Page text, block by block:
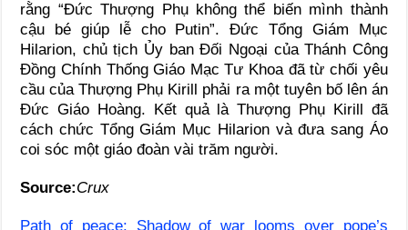
rằng “Đức Thượng Phụ không thể biến mình thành
cậu bé giúp lễ cho Putin”. Đức Tổng Giám Mục
Hilarion, chủ tịch Ủy ban Đối Ngoại của Thánh Công
Đồng Chính Thống Giáo Mạc Tư Khoa đã từ chối yêu
cầu của Thượng Phụ Kirill phải ra một tuyên bố lên án
Đức Giáo Hoàng. Kết quả là Thượng Phụ Kirill đã
cách chức Tổng Giám Mục Hilarion và đưa sang Áo
coi sóc một giáo đoàn vài trăm người.
Source:Crux
Path of peace: Shadow of war looms over pope’s